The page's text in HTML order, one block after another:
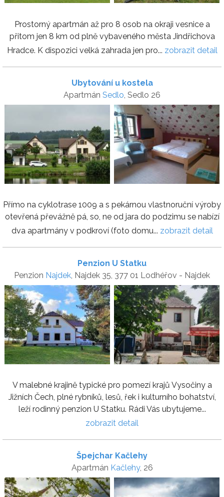
Prostorný apartmán až pro 8 osob na okraji vesnice a
přitom jen 8 km od plně vybaveného města Jindřichova
Hradce. K dispozici velká zahrada jen pro... zobrazit detail
Ubytování u kostela
Apartmán Sedlo , Sedlo 26
Přímo na cyklotrase 1009 a s pekárnou vlastnoruční výroby
otevřená převážně pá, so, ne od jara do podzimu se nabízí
dva apartmány v podkroví (foto domu... zobrazit detail
Penzion U Statku
Penzion Najdek, Najdek 35, 377 01 Lodhéřov - Najdek
V malebné krajině typické pro pomezí krajů Vysočiny a
Jižních Čech, plné rybníků, lesů, řek i kulturního bohatství,
leží rodinný penzion U Statku. Rádi Vás ubytujeme...
zobrazit detail
Špejchar Kačlehy
Apartmán Kačlehy, 26